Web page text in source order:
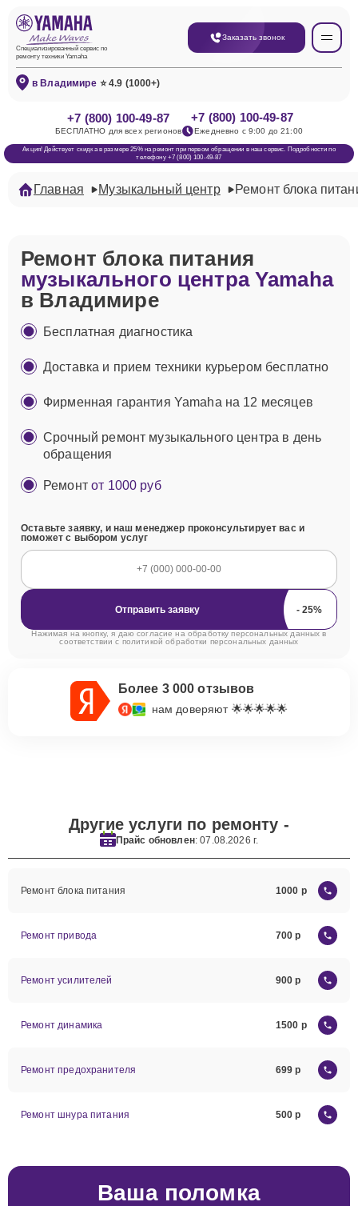
Специализированный сервис по
ремонту техники Yamaha
Заказать звонок
в Владимире ⭐ 4.9 (1000+)
+7 (800) 100-49-87
БЕСПЛАТНО для всех регионов
+7 (800) 100-49-87
Ежедневно с 9:00 до 21:00
Акция! Действует скидка в размере 25% на ремонт при первом обращении в наш сервис. Подробности по
телефону +7 (800) 100-49-87
Главная Музыкальный центр Ремонт блока
Ремонт блока питания
музыкального центра Yamaha
в Владимире
Бесплатная диагностика
Доставка и прием техники курьером бесплатно
Фирменная гарантия Yamaha на 12 месяцев
Срочный ремонт музыкального центра в день
обращения
Ремонтот 1000 руб
Оставьте заявку, и наш менеджер проконсультирует вас и
поможет с выбором услуг
Отправить заявку
Нажимая на кнопку, я даю согласие на обработку персональных данных в
соответствии с политикой обработки персональных данных
Более 3 000 отзывов
нам доверяют 🌟🌟🌟🌟🌟
Другие услуги по ремонту -
Прайс обновлен: 07.08.2026 г.
Ремонт блока питания 1000
Ремонт привода 700
Ремонт усилителей 900
Ремонт динамика 1500
Ремонт предохранителя 699
Ремонт шнура питания 500
Ваша поломка